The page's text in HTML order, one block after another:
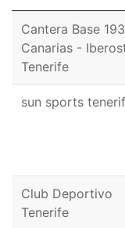
Cantera Base
Canarias -
Tenerife
sun sports
Club Deportivo
Tenerife